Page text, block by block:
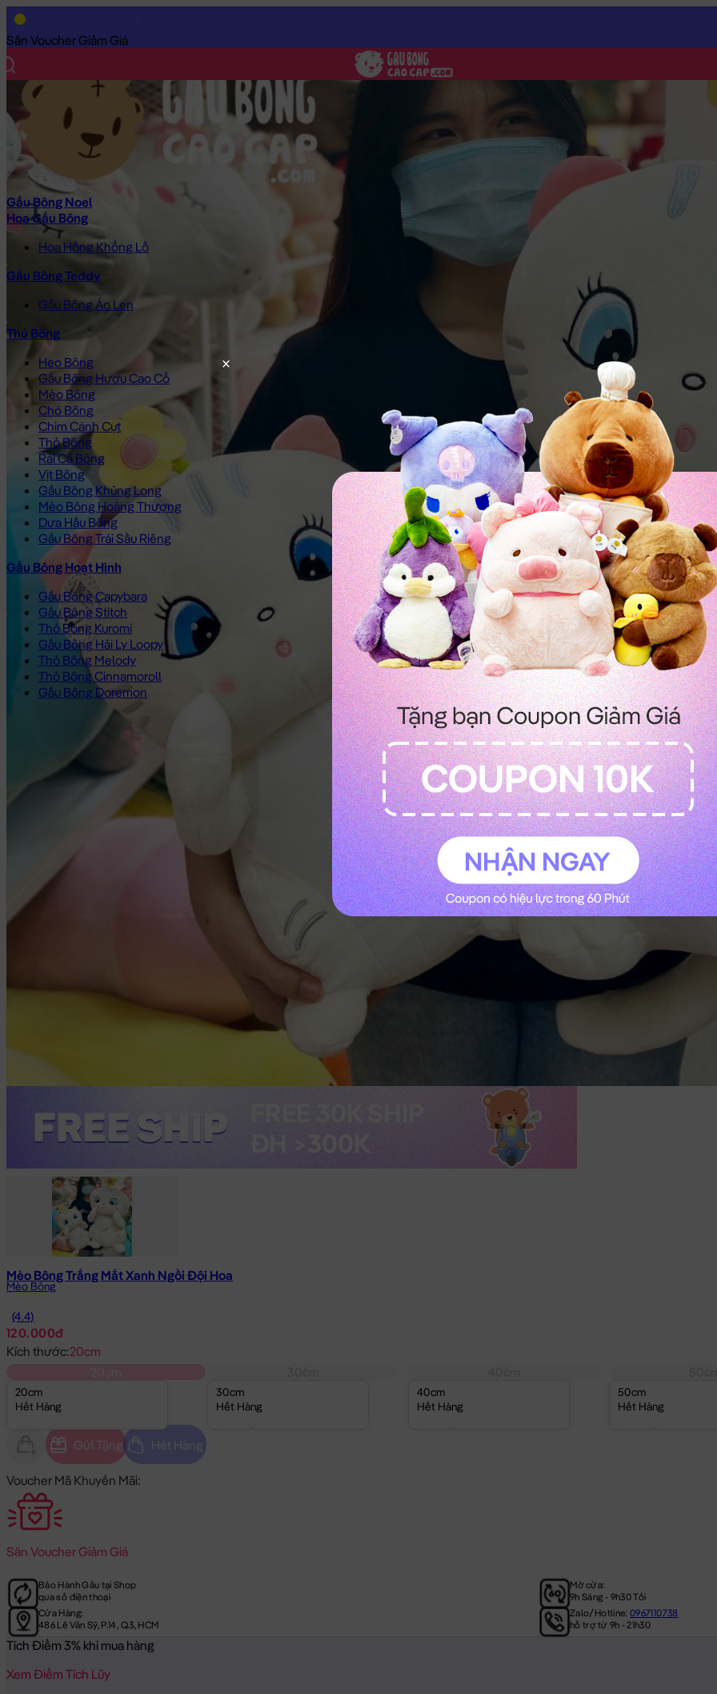
Săn Voucher Giảm Giá
Gấu Bông Noel
Hoa Gấu Bông
Hoa Hồng Khổng Lồ
Gấu Bông Teddy
Gấu Bông Áo Len
Thú Bông
Heo Bông
Gấu Bông Hươu Cao Cổ
Mèo Bông
Chó Bông
Chim Cánh Cụt
Thỏ Bông
Rái Cá Bông
Vịt Bông
Gấu Bông Khủng Long
Mèo Bông Hoàng Thượng
Dưa Hấu Bông
Gấu Bông Trái Sầu Riêng
Gấu Bông Hoạt Hình
Gấu Bông Capybara
Gấu Bông Stitch
Thỏ Bông Kuromi
Gấu Bông Hải Ly Loopy
Thỏ Bông Melody
Thỏ Bông Cinnamoroll
Gấu Bông Doremon
Trang Chủ
Mèo Bông Trắng Mắt Xanh Ngồi Đội Hoa
Mèo Bông
(4.4)
120.000đ
Kích thước:20cm
20cm
Hết Hàng
30cm
Hết Hàng
40cm
Hết Hàng
50cm
Hết Hàng
Gửi Tặng Hết Hàng
Voucher Mã Khuyến Mãi:
Săn Voucher Giảm Giá
Bảo Hành Gấu tại Shop
qua số điện thoại
Mở cửa:
9h Sáng - 9h30 Tối
Cửa Hàng:
486 Lê Văn Sỹ, P.14, Q.3, HCM
Zalo/Hotline:0967110738
hỗ trợ từ 9h - 21h30
Tích Điểm 3% khi mua hàng
Xem Điểm Tích Lũy